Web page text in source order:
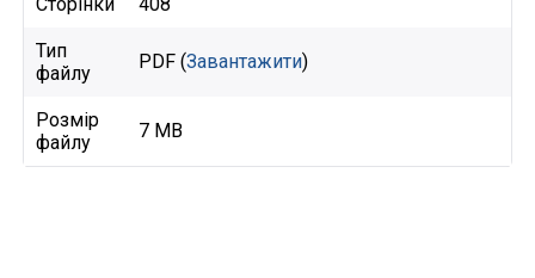
Тип
файлу
PDF (Завантажити)
Розмір
файлу
7 MB